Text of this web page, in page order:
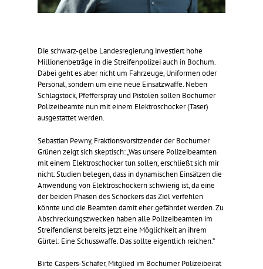
Die schwarz-gelbe Landesregierung investiert hohe
Millionenbeträge in die Streifenpolizei auch in Bochum.
Dabei geht es aber nicht um Fahrzeuge, Uniformen oder
Personal, sondern um eine neue Einsatzwaffe. Neben
Schlagstock, Pfefferspray und Pistolen sollen Bochumer
Polizeibeamte nun mit einem Elektroschocker (Taser)
ausgestattet werden.
Sebastian Pewny, Fraktionsvorsitzender der Bochumer
Grünen zeigt sich skeptisch: „Was unsere Polizeibeamten
mit einem Elektroschocker tun sollen, erschließt sich mir
nicht. Studien belegen, dass in dynamischen Einsätzen die
Anwendung von Elektroschockern schwierig ist, da eine
der beiden Phasen des Schockers das Ziel verfehlen
könnte und die Beamten damit eher gefährdet werden. Zu
Abschreckungszwecken haben alle Polizeibeamten im
Streifendienst bereits jetzt eine Möglichkeit an ihrem
Gürtel: Eine Schusswaffe. Das sollte eigentlich reichen.“
Birte Caspers-Schäfer, Mitglied im Bochumer Polizeibeirat